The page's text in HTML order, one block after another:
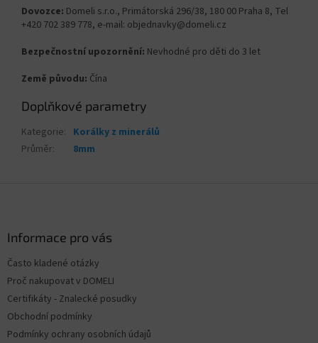
Dovozce: Domeli s.r.o., Primátorská 296/38, 180 00 Praha 8, Tel
+420 702 389 778, e-mail: objednavky@domeli.cz
Bezpečnostní upozornění: Nevhodné pro děti do 3 let
Země původu: Čína
Doplňkové parametry
Kategorie: Korálky z minerálů
Průměr: 8mm
Informace pro vás
Často kladené otázky
Proč nakupovat v DOMELI
Certifikáty - Znalecké posudky
Obchodní podmínky
Podmínky ochrany osobních údajů